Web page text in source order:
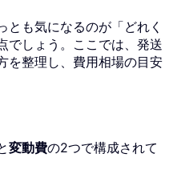
も気になるのが「どれく
でしょう。ここでは、発送
を整理し、費用相場の目安
変動費の2つで構成されて